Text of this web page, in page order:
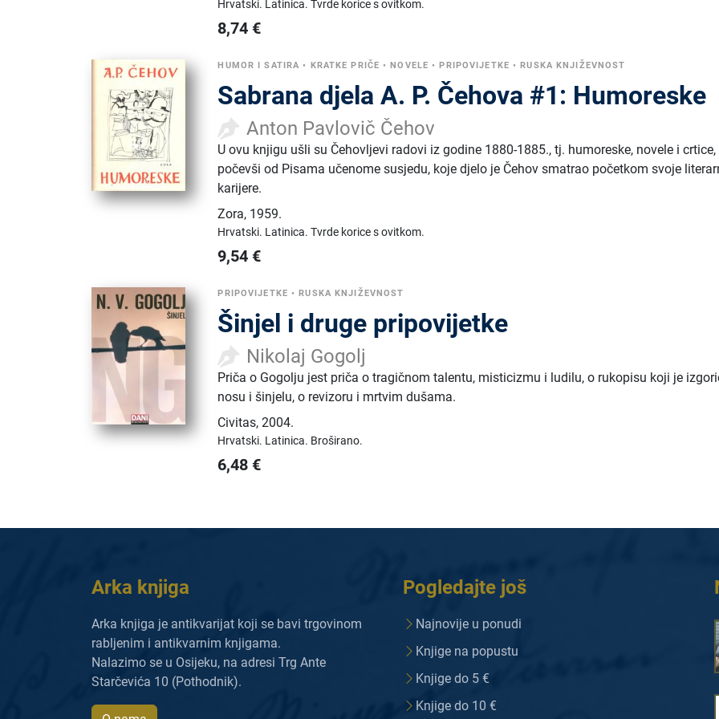
Hrvatski. Latinica.Tvrde korice s ovitkom.
8,74 €
HUMOR I SATIRA • KRATKE PRIČE •NOVELE •PRIPOVIJETKE •RUSKA KNJIŽEVNOST
Sabrana djela A. P. Čehova #1: Humoreske
Anton Pavlovič Čehov
U ovu knjigu ušli su Čehovljevi radovi iz godine 1880-1885., tj. humoreske, novele i crtice,
počevši od Pisama učenome susjedu, koje djelo je Čehov smatrao početkom svoje
karijere.
Zora, 1959.
Hrvatski. Latinica.Tvrde korice s ovitkom.
9,54 €
PRIPOVIJETKE •RUSKA KNJIŽEVNOST
Šinjel i druge pripovijetke
Nikolaj Gogolj
Priča o Gogolju jest priča o tragičnom talentu, misticizmu i ludilu, o rukopisu koji je
nosu i šinjelu, o revizoru i mrtvim dušama.
Civitas,2004.
Hrvatski. Latinica. Broširano.
6,48 €
Arka knjiga
Arka knjiga je antikvarijat koji se bavi trgovinom
rabljenim i antikvarnim knjigama.
Nalazimo se u Osijeku, na adresi Trg Ante
Starčevića 10 (Pothodnik).
Pogledajte još
Najnovije u ponudi
Knjige na popustu
Knjige do 5 €
Knjige do 10 €